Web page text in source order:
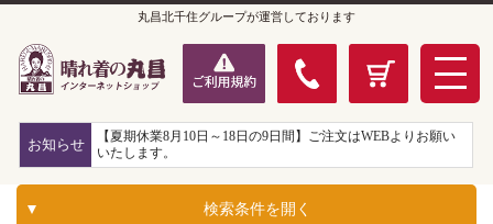
丸昌北千住グループが運営しております
お知らせ
【夏期休業8月10日～18日の9日間】ご注文はWEBよりお願い
いたします。
検索条件を開く